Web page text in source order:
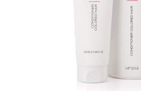
Este